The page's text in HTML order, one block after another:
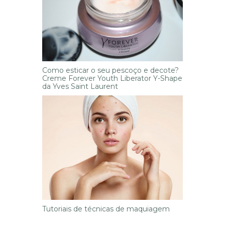
Como esticar o seu pescoço e decote?
Creme Forever Youth Liberator Y-Shape
da Yves Saint Laurent
Tutoriais de técnicas de maquiagem